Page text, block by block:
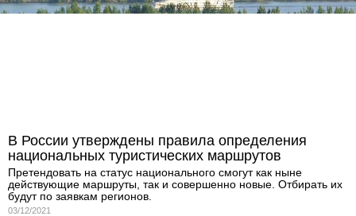
В России утверждены правила определения
национальных туристических маршрутов
Претендовать на статус национального смогут как ныне
действующие маршруты, так и совершенно новые. Отбирать их
будут по заявкам регионов.
03/12/2021